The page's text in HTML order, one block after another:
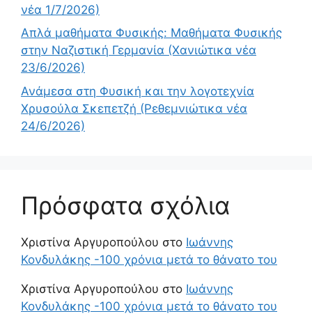
νέα 1/7/2026)
Απλά μαθήματα Φυσικής: Μαθήματα Φυσικής
στην Ναζιστική Γερμανία (Χανιώτικα νέα
23/6/2026)
Ανάμεσα στη Φυσική και την λογοτεχνία
Χρυσούλα Σκεπετζή (Ρεθεμνιώτικα νέα
24/6/2026)
Πρόσφατα σχόλια
Χριστίνα Αργυροπούλου στο Ιωάννης
Κονδυλάκης -100 χρόνια μετά το θάνατο του
Χριστίνα Αργυροπούλου στο Ιωάννης
Κονδυλάκης -100 χρόνια μετά το θάνατο του